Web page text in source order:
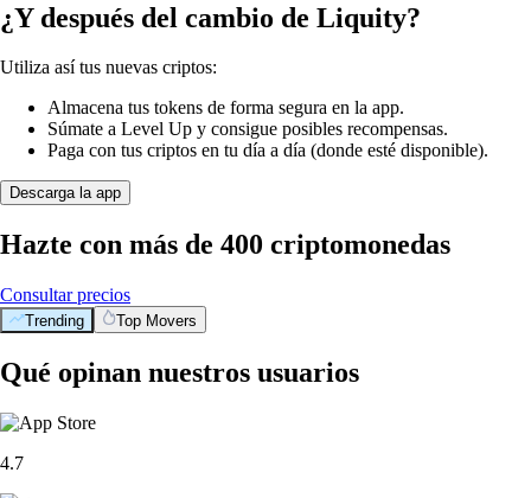
¿Y después del cambio de Liquity?
Utiliza así tus nuevas criptos:
Almacena tus tokens de forma segura en la app.
Súmate a Level Up y consigue posibles recompensas.
Paga con tus criptos en tu día a día (donde esté disponible).
Descarga la app
Hazte con más de 400 criptomonedas
Consultar precios
Trending Top Movers
Qué opinan nuestros usuarios
4.7